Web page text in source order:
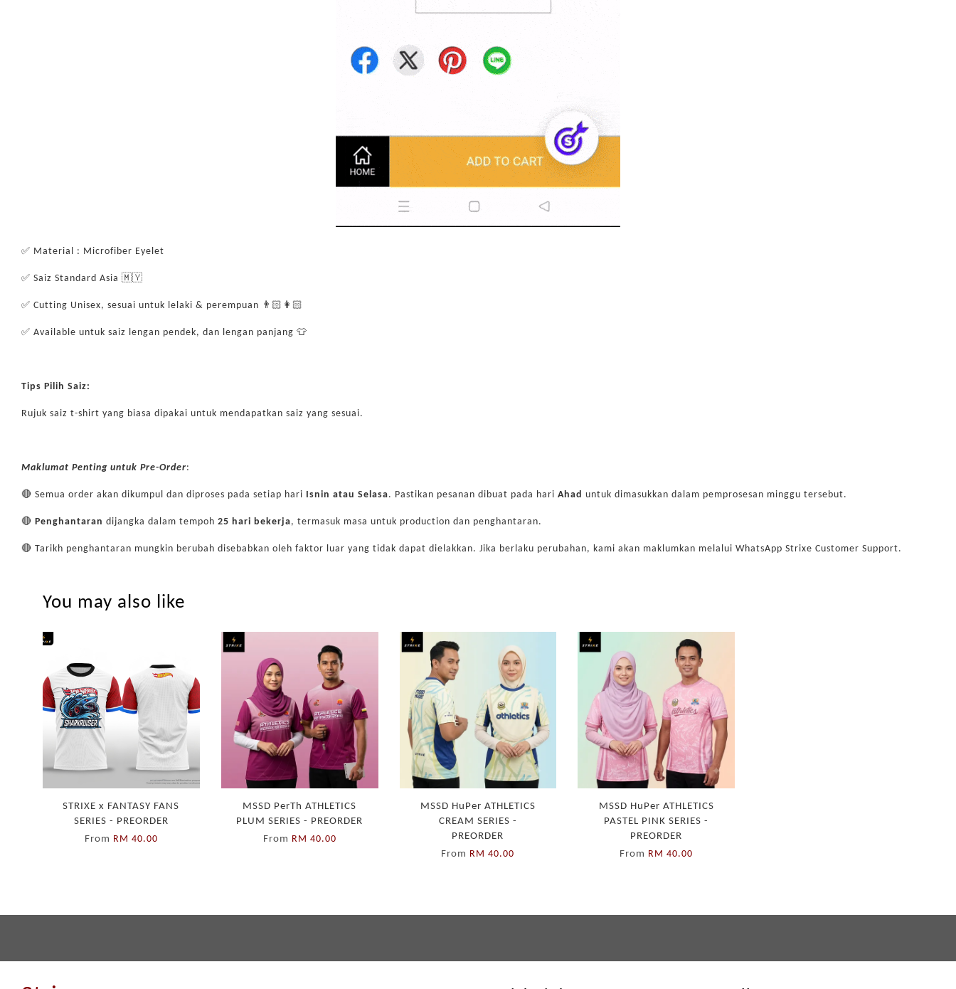
✅ Material : Microfiber Eyelet
✅ Saiz Standard Asia 🇲🇾
✅ Cutting Unisex, sesuai untuk lelaki & perempuan 👨🏻👩🏻
✅ Available untuk saiz lengan pendek, dan lengan panjang 👕
Tips Pilih Saiz:
Rujuk saiz t-shirt yang biasa dipakai untuk mendapatkan saiz yang sesuai.
Maklumat Penting untuk Pre-Order:
🔴 Semua order akan dikumpul dan diproses pada setiap hari Isnin atau Selasa. Pastikan pesanan dibuat pada hari Ahad untuk dimasukkan dalam pemprosesan minggu tersebut.
🔴 Penghantaran dijangka dalam tempoh 25 hari bekerja, termasuk masa untuk production dan penghantaran.
🔴 Tarikh penghantaran mungkin berubah disebabkan oleh faktor luar yang tidak dapat dielakkan. Jika berlaku perubahan, kami akan maklumkan melalui WhatsApp Strixe Customer Support.
You may also like
STRIXE x FANTASY FANS
SERIES - PREORDER
From
RM 40.00
MSSD PerTh ATHLETICS
PLUM SERIES - PREORDER
From
RM 40.00
MSSD HuPer ATHLETICS
CREAM SERIES -
PREORDER
From
RM 40.00
MSSD HuPer ATHLETICS
PASTEL PINK SERIES -
PREORDER
From
RM 40.00